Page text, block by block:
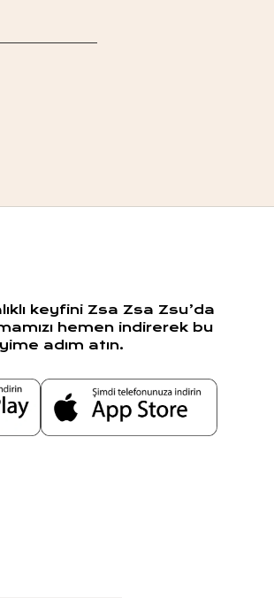
keyfini Zsa Zsa Zsu’da
hemen indirerek bu
adım atın.